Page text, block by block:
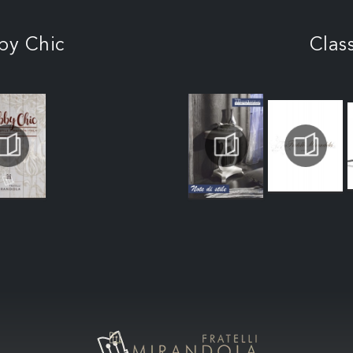
Chic